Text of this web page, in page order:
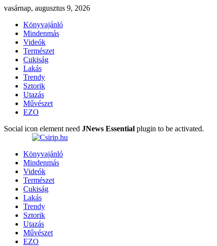
vasárnap, augusztus 9, 2026
Könyvajánló
Mindenmás
Videók
Természet
Cukiság
Lakás
Trendy
Sztorik
Utazás
Művészet
EZO
Social icon element need JNews Essential plugin to be activated.
Könyvajánló
Mindenmás
Videók
Természet
Cukiság
Lakás
Trendy
Sztorik
Utazás
Művészet
EZO